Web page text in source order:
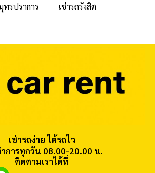
ทรปราการ เช่ารถรังสิต
เช่ารถง่าย ได้รถไว
การทุกวัน 08.00-20.00 น.
ติดตามเราได้ที่